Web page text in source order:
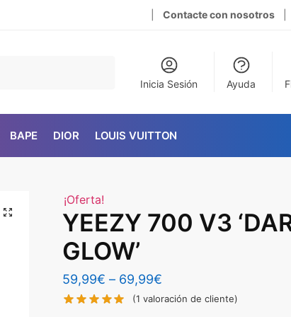
Contacte con nosotros
Inicia Sesión
Ayuda
BAPE DIOR LOUIS VUITTON
🔍
¡Oferta!
YEEZY 700 V3
GLOW’
59,99€ – 69,99€
(1 valoración de cliente)